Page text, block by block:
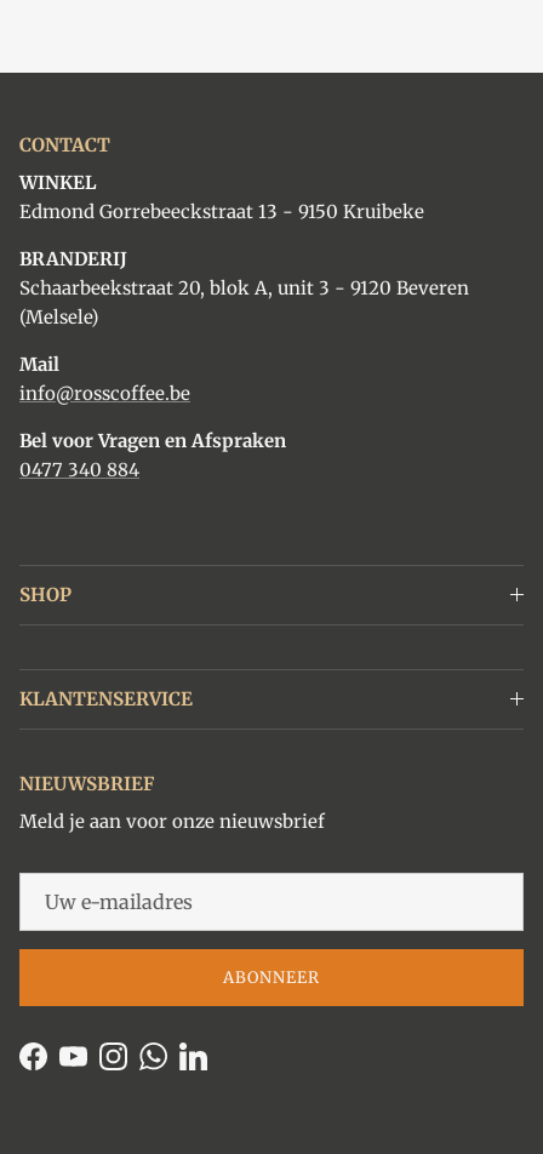
CONTACT
WINKEL
Edmond Gorrebeeckstraat 13 - 9150 Kruibeke
BRANDERIJ
Schaarbeekstraat 20, blok A, unit 3 - 9120 Beveren
(Melsele)
Mail
info@rosscoffee.be
Bel voor Vragen en Afspraken
0477 340 884
SHOP
KLANTENSERVICE
NIEUWSBRIEF
Meld je aan voor onze nieuwsbrief
ABONNEER
Facebook
YouTubeInstagram
WhatsApp
LinkedIn